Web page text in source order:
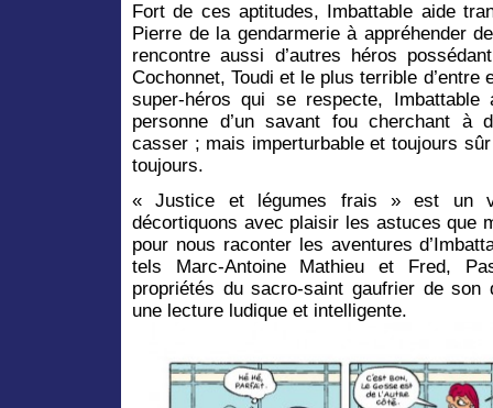
Fort de ces aptitudes, Imbattable aide
Pierre de la gendarmerie à appréhender
rencontre aussi d’autres héros
Cochonnet, Toudi et le plus terrible d’entre
super-héros qui se respecte,
personne d’un savant fou cherchant à
casser ; mais imperturbable et toujours
toujours.
« Justice et légumes frais » est un
décortiquons avec plaisir les astuces que
pour nous raconter les aventures
tels Marc-Antoine Mathieu et Fred,
propriétés du sacro-saint gaufrier de
une lecture ludique et intelligente.